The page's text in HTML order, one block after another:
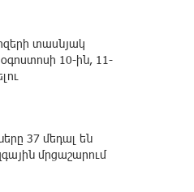
տասնյակ
10-ին, 11-
37 մեդալ են
մրցաշարում